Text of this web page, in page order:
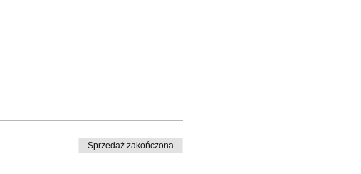
Sprzedaż zakończona